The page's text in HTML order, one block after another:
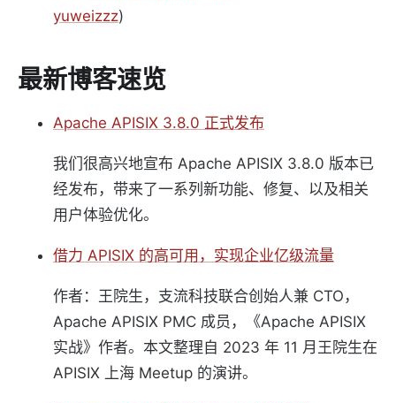
yuweizzz)
最新博客速览
Apache APISIX 3.8.0 正式发布
我们很高兴地宣布 Apache APISIX 3.8.0 版本已
经发布，带来了一系列新功能、修复、以及相关
用户体验优化。
借力 APISIX 的高可用，实现企业亿级流量
作者：王院生，支流科技联合创始人兼 CTO，
Apache APISIX PMC 成员，《Apache APISIX
实战》作者。本文整理自 2023 年 11 月王院生在
APISIX 上海 Meetup 的演讲。